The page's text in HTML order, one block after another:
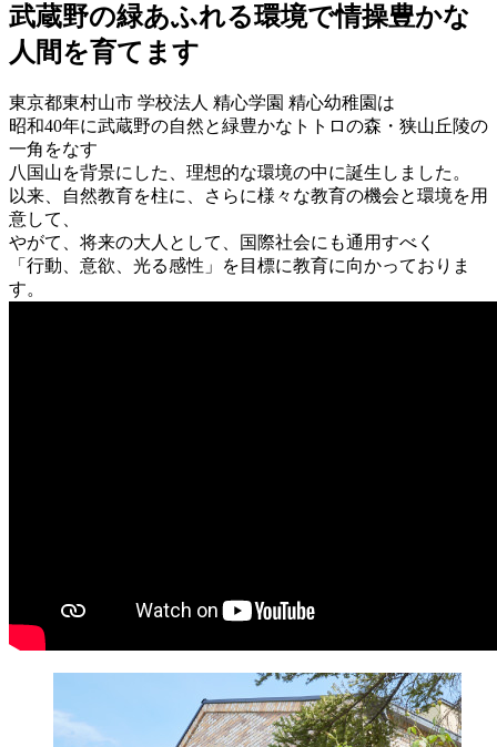
武蔵野の緑あふれる環境で情操豊かな
人間を育てます
東京都東村山市 学校法人 精心学園 精心幼稚園は
昭和40年に武蔵野の自然と緑豊かなトトロの森・狭山丘陵の
一角をなす
八国山を背景にした、理想的な環境の中に誕生しました。
以来、自然教育を柱に、さらに様々な教育の機会と環境を用
意して、
やがて、将来の大人として、国際社会にも通用すべく
「行動、意欲、光る感性」を目標に教育に向かっておりま
す。